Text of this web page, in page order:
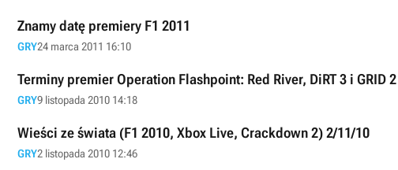
Znamy datę premiery F1 2011
GRY24 marca 2011 16:10
Terminy premier Operation Flashpoint: Red River, DiRT 3 i GRID 2
GRY9 listopada 2010 14:18
Wieści ze świata (F1 2010, Xbox Live, Crackdown 2) 2/11/10
GRY2 listopada 2010 12:46